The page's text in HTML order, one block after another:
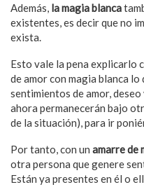
Además, la magia blanca
existentes, es decir que no
exista.
Esto vale la pena explicarlo
de amor con magia blanca
sentimientos de amor,
ahora permanecerán bajo
de la situación), para ir
Por tanto, con un amarre de
otra persona que genere
Están ya presentes en él o